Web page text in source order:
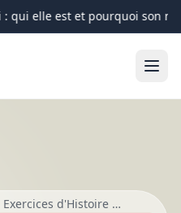
: qui elle est et pourquoi son
Exercices d'Histoire — Seconde, Première, Terminale